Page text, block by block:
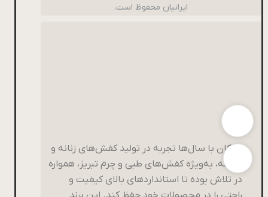
ایرانیان محفوظ است.
پاتکان با سال‌ها تجربه در تولید کفش‌های زنانه و
مردانه، به‌ویژه کفش‌های طبی و چرم تبریز، همواره
در تلاش بوده تا استانداردهای بالای کیفیت و